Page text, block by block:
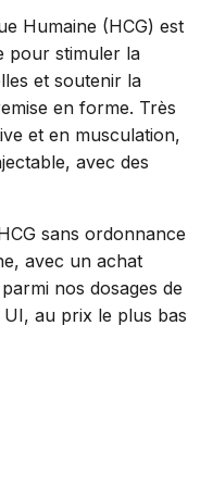
Humaine (HCG) est
pour stimuler la
et soutenir la
en forme. Très
et en musculation,
avec des
sans ordonnance
avec un achat
nos dosages de
au prix le plus bas